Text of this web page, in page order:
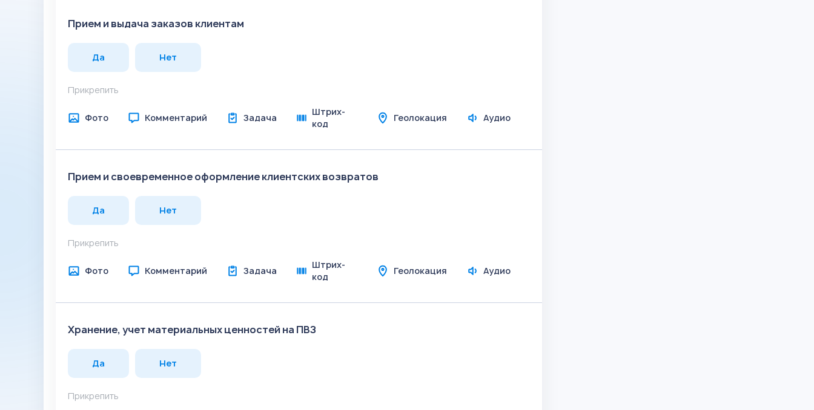
Прием и выдача заказов клиентам
Да Нет
Прикрепить
Фото Комментарий Задача
Штрих-
код
Геолокация Аудио
Прием и своевременное оформление клиентских возвратов
Да Нет
Прикрепить
Фото Комментарий Задача
Штрих-
код
Геолокация Аудио
Хранение, учет материальных ценностей на ПВЗ
Да Нет
Прикрепить